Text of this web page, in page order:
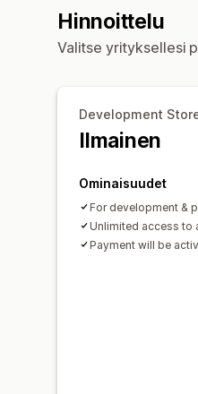
Hinnoittelu
Valitse yrityksellesi
Development
Ilmainen
Ominaisuudet
For development &
Unlimited access to
Payment will be